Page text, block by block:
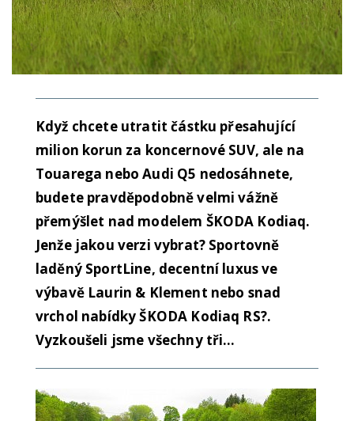
Když chcete utratit částku přesahující
milion korun za koncernové SUV, ale na
Touarega nebo Audi Q5 nedosáhnete,
budete pravděpodobně velmi vážně
přemýšlet nad modelem ŠKODA Kodiaq.
Jenže jakou verzi vybrat? Sportovně
laděný SportLine, decentní luxus ve
výbavě Laurin & Klement nebo snad
vrchol nabídky ŠKODA Kodiaq RS?.
Vyzkoušeli jsme všechny tři…